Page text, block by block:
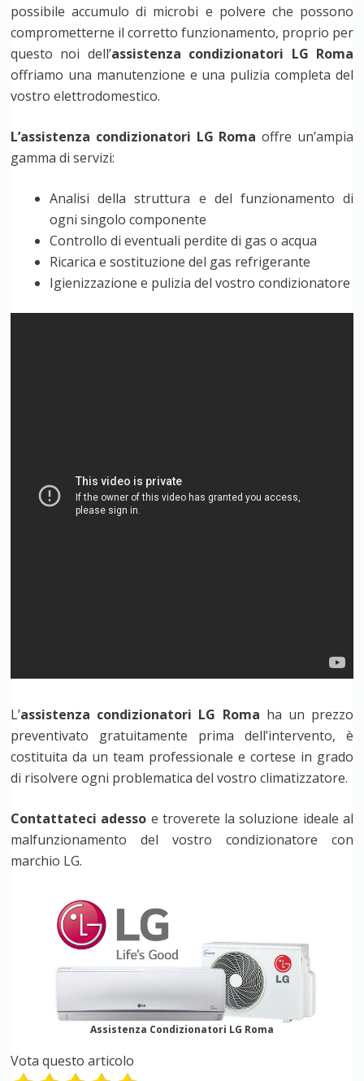
possibile accumulo di microbi e polvere che possono
comprometterne il corretto funzionamento, proprio per
questo noi dell’assistenza condizionatori LG Roma
offriamo una manutenzione e una pulizia completa del
vostro elettrodomestico.
L’assistenza condizionatori LG Roma offre un’ampia
gamma di servizi:
Analisi della struttura e del funzionamento di
ogni singolo componente
Controllo di eventuali perdite di gas o acqua
Ricarica e sostituzione del gas refrigerante
Igienizzazione e pulizia del vostro condizionatore
L’assistenza condizionatori LG Roma ha un prezzo
preventivato gratuitamente prima dell’intervento, è
costituita da un team professionale e cortese in grado
di risolvere ogni problematica del vostro climatizzatore.
Contattateci adesso e troverete la soluzione ideale al
malfunzionamento del vostro condizionatore con
marchio LG.
Assistenza Condizionatori LG Roma
Vota questo articolo